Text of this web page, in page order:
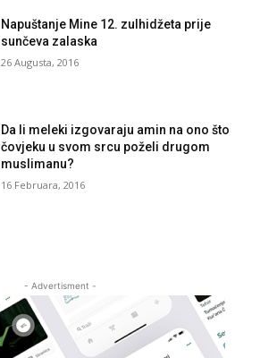
Napuštanje Mine 12. zulhidžeta prije
sunčeva zalaska
26 Augusta, 2016
Da li meleki izgovaraju amin na ono što
čovjeku u svom srcu poželi drugom
muslimanu?
16 Februara, 2016
- Advertisment -